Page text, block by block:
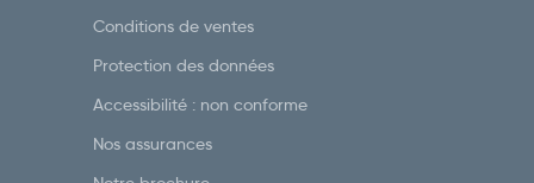
Conditions de ventes
Protection des données
Accessibilité : non conforme
Nos assurances